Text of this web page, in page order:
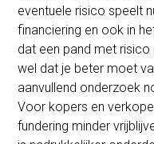
eventuele risico speelt
financiering en ook in
dat een pand met
wel dat je beter moet
aanvullend onderzoek
Voor kopers en
fundering minder